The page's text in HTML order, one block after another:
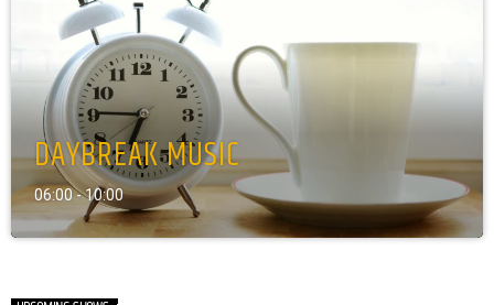
DAYBREAK MUSIC
06:00 - 10:00